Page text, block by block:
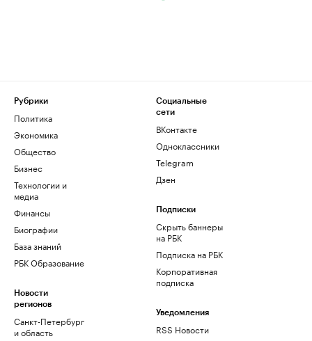
Рубрики
Политика
Экономика
Общество
Бизнес
Технологии и
медиа
Финансы
Биографии
База знаний
РБК Образование
Новости
регионов
Санкт-Петербург
и область
Социальные
сети
ВКонтакте
Одноклассники
Telegram
Дзен
Подписки
Скрыть баннеры
на РБК
Подписка на РБК
Корпоративная
подписка
Уведомления
RSS Новости